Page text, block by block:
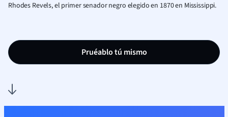
Rhodes Revels, el primer senador negro elegido en 1870 en Mississippi.
Pruéablo tú mismo